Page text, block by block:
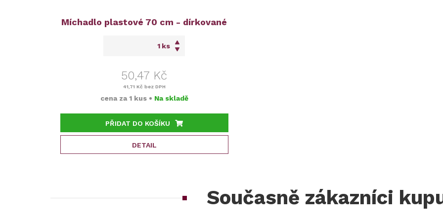
Míchadlo plastové 70 cm - dírkované
ks
50,47 Kč
41,71 Kč bez DPH
cena za 1 kus • Na skladě
PŘIDAT DO KOŠÍKU
DETAIL
Současně zákazníci